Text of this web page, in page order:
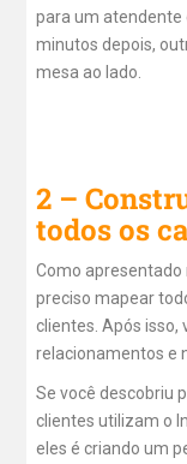
para um atendente
minutos depois,
mesa ao lado.
2 –
todos os
Como
preciso mapear
clientes. Após isso,
relacionamentos e
Se você descobriu
clientes utilizam o
eles é criando um